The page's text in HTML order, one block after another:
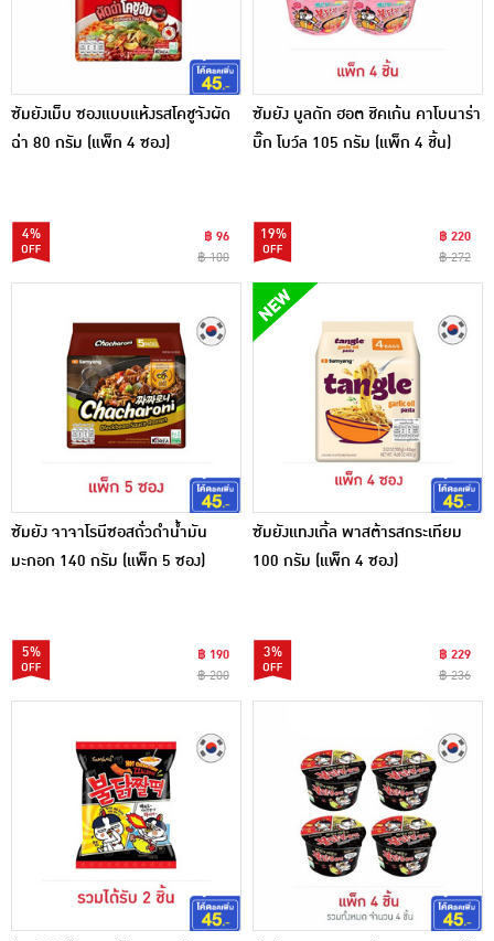
ซัมยังเม็บ ซองแบบแห้งรสโคชูจังผัด
ฉ่า 80 กรัม (แพ็ก 4 ซอง)
4%
฿ 96
฿ 100
ซัมยัง บูลดัก ฮอต ชิคเก้น คาโบนาร่า
บิ๊ก โบว์ล 105 กรัม (แพ็ก 4 ชิ้น)
19%
฿ 220
฿ 272
ซัมยัง จาจาโรนีซอสถั่วดำน้ำมัน
มะกอก 140 กรัม (แพ็ก 5 ซอง)
5%
฿ 190
฿ 200
ซัมยังแทงเกิ้ล พาสต้ารสกระเทียม
100 กรัม (แพ็ก 4 ซอง)
3%
฿ 229
฿ 236